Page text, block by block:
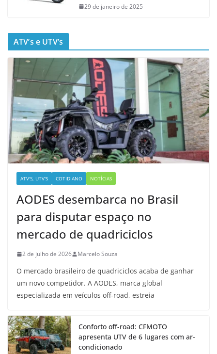
29 de janeiro de 2025
ATV’s e UTV’s
ATV'S, UTV'S COTIDIANO NOTÍCIAS
AODES desembarca no Brasil
para disputar espaço no
mercado de quadriciclos
2 de julho de 2026 Marcelo Souza
O mercado brasileiro de quadriciclos acaba de ganhar
um novo competidor. A AODES, marca global
especializada em veículos off-road, estreia
Conforto off-road: CFMOTO
apresenta UTV de 6 lugares com ar-
condicionado